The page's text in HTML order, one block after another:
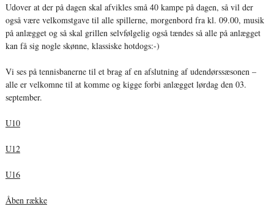
Udover at der på dagen skal afvikles små 40 kampe på dagen, så vil der
også være velkomstgave til alle spillerne, morgenbord fra kl. 09.00, musik
på anlægget og så skal grillen selvfølgelig også tændes så alle på anlægget
kan få sig nogle skønne, klassiske hotdogs:-)
Vi ses på tennisbanerne til et brag af en afslutning af udendørssæsonen –
alle er velkomne til at komme og kigge forbi anlægget lørdag den 03.
september.
U10
U12
U16
Åben række